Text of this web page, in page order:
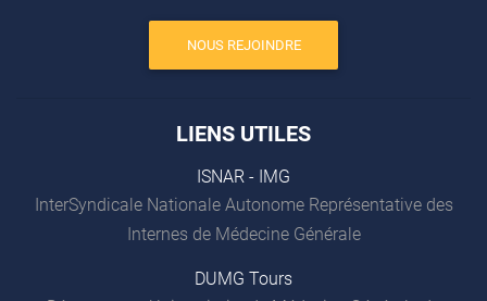
NOUS REJOINDRE
LIENS UTILES
ISNAR - IMG
InterSyndicale Nationale Autonome Représentative des
Internes de Médecine Générale
DUMG Tours